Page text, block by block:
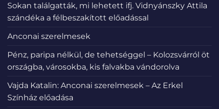
Sokan találgatták, mi lehetett ifj. Vidnyánszky Attila
szándéka a félbeszakított előadással
Anconai szerelmesek
Pénz, paripa nélkül, de tehetséggel – Kolozsvárról öt
országba, városokba, kis falvakba vándorolva
Vajda Katalin: Anconai szerelmesek – Az Erkel
Színház előadása